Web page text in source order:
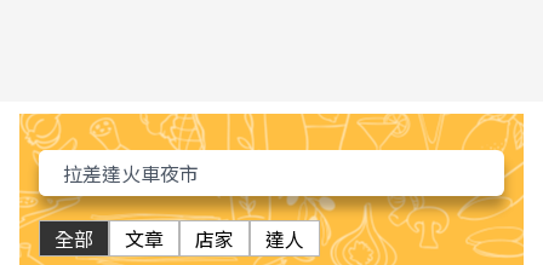
全部 文章 店家 達人